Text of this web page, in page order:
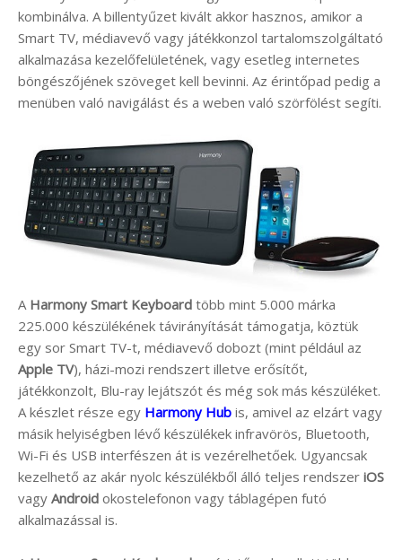
kombinálva. A billentyűzet kivált akkor hasznos, amikor a
Smart TV, médiavevő vagy játékkonzol tartalomszolgáltató
alkalmazása kezelőfelületének, vagy esetleg internetes
böngészőjének szöveget kell bevinni. Az érintőpad pedig a
menüben való navigálást és a weben való szörfölést segíti.
A Harmony Smart Keyboard több mint 5.000 márka
225.000 készülékének távirányítását támogatja, köztük
egy sor Smart TV-t, médiavevő dobozt (mint például az
Apple TV), házi-mozi rendszert illetve erősítőt,
játékkonzolt, Blu-ray lejátszót és még sok más készüléket.
A készlet része egy Harmony Hub is, amivel az elzárt vagy
másik helyiségben lévő készülékek infravörös, Bluetooth,
Wi-Fi és USB interfészen át is vezérelhetőek. Ugyancsak
kezelhető az akár nyolc készülékből álló teljes rendszer iOS
vagy Android okostelefonon vagy táblagépen futó
alkalmazással is.